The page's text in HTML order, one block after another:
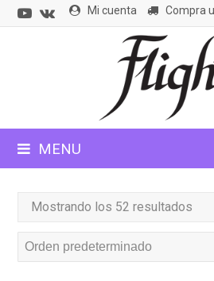
Youtube
VK Mi cuenta Compra
MENU
Mostrando los 52 resultados